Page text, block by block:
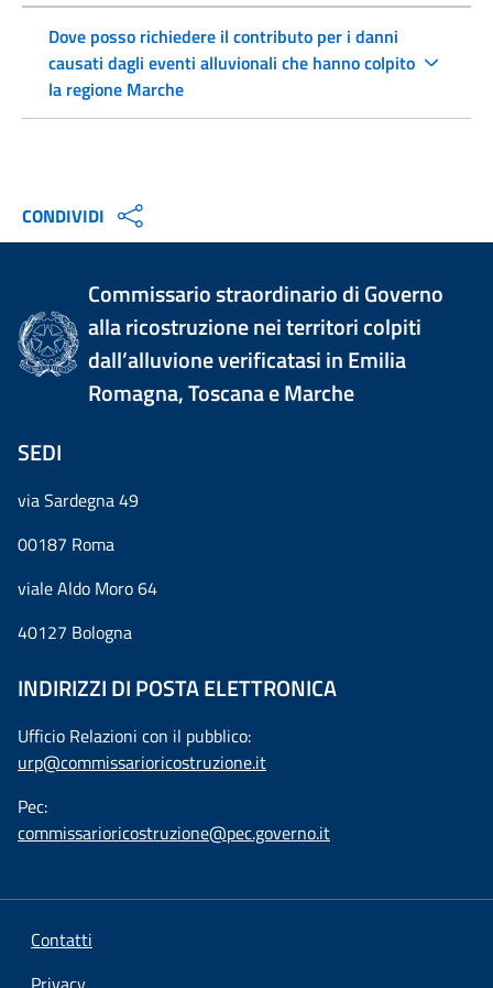
Dove posso richiedere il contributo per i danni
causati dagli eventi alluvionali che hanno colpito
la regione Marche
CONDIVIDI
Commissario straordinario di Governo
alla ricostruzione nei territori colpiti
dall’alluvione verificatasi in Emilia
Romagna, Toscana e Marche
SEDI
via Sardegna 49
00187 Roma
viale Aldo Moro 64
40127 Bologna
INDIRIZZI DI POSTA ELETTRONICA
Ufficio Relazioni con il pubblico:
urp@commissarioricostruzione.it
Pec:
commissarioricostruzione@pec.governo.it
Contatti